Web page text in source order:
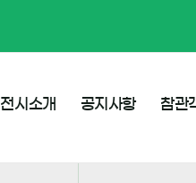
전시소개 공지사항 참관